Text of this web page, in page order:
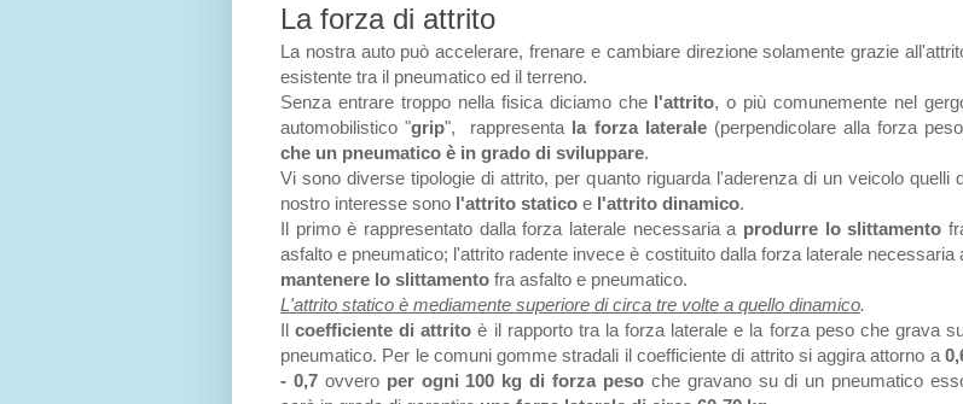
La forza di attrito
La nostra auto può accelerare, frenare e cambiare direzione solamente grazie
esistente tra il pneumatico ed il terreno.
Senza entrare troppo nella fisica diciamo che l'attrito, o più comunemente nel
automobilistico "grip", rappresenta la forza laterale(perpendicolare alla forza
che un pneumatico è in grado di sviluppare.
Vi sono diverse tipologie di attrito, per quanto riguarda l'aderenza di un veicolo quelli
nostro interesse sono l'attrito statico e l'attrito dinamico.
Il primo è rappresentato dalla forza laterale necessaria a produrre lo slittamento
asfalto e pneumatico; l'attrito radente invece è costituito dalla forza laterale necessaria
mantenere lo slittamento fra asfalto e pneumatico.
L'attrito statico è mediamente superiore di circa tre volte a quello dinamico.
Ilcoefficiente di attrito è il rapporto tra la forza laterale e la forza peso che grava
pneumatico. Per le comuni gomme stradali il coefficiente di attrito si aggira attorno a
- 0,7ovvero per ogni 100 kg di forza pesoche gravano su di un pneumatico